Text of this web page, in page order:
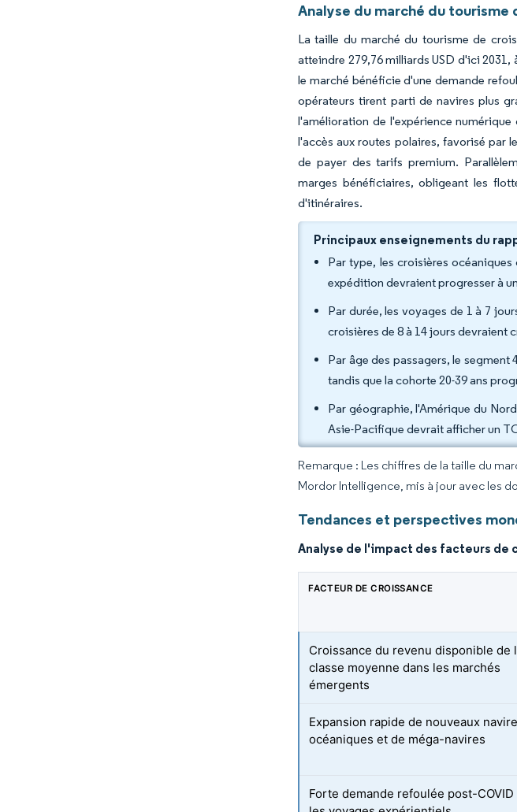
Analyse du marché du
La taille du marché du tourisme de
atteindre 279,76 milliards USD d'ici
le marché bénéficie d'une demande
opérateurs tirent parti de navires plus
l'amélioration de l'expérience
l'accès aux routes polaires, favorisé par
de payer des tarifs premium.
marges bénéficiaires, obligeant les
d'itinéraires.
Principaux enseignements du
Par type, les croisières
expédition devraient progresser à
Par durée, les voyages de 1 à 7
croisières de 8 à 14 jours devraient
Par âge des passagers, le segment
tandis que la cohorte 20-39 ans
Par géographie, l'Amérique du
Asie-Pacifique devrait afficher un
Remarque : Les chiffres de la taille du
Mordor Intelligence, mis à jour avec les
Tendances et perspectives
Analyse de l'impact des facteurs de
FACTEUR DE CROISSANCE
Croissance du revenu disponible de
classe moyenne dans les marchés
émergents
Expansion rapide de nouveaux
océaniques et de méga-navires
Forte demande refoulée post-